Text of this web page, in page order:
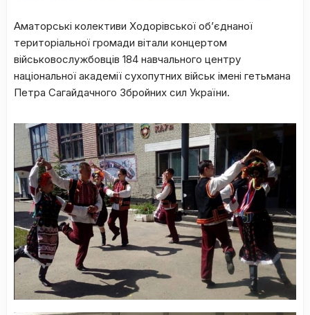
Аматорські колективи Ходорівської об’єднаної
територіальної громади вітали концертом
військовослужбовців 184 навчального центру
національної академії сухопутних військ імені гетьмана
Петра Сагайдачного Збройних сил України.